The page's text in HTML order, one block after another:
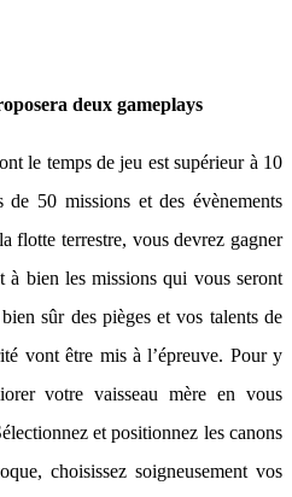
deux gameplays
le temps de jeu est supérieur à 10
50 missions et des évènements
flotte terrestre, vous devrez gagner
à bien les missions qui vous seront
sûr des pièges et vos talents de
vont être mis à l’épreuve. Pour y
votre vaisseau mère en vous
et positionnez les canons
choisissez soigneusement vos